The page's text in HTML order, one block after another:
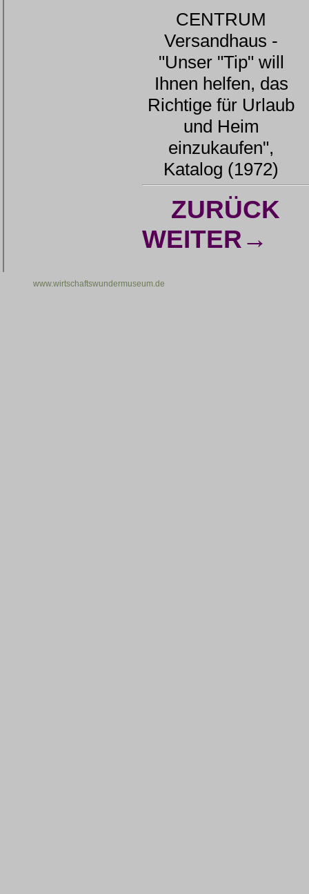
CENTRUM
Versandhaus -
"Unser "Tip" will
Ihnen helfen, das
Richtige für Urlaub
und Heim
einzukaufen",
Katalog (1972)
ZURÜCK
WEITER→
www.wirtschaftswundermuseum.de